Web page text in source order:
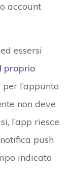
account
essersi
proprio
l’appunto
non deve
l’app riesce
push
indicato